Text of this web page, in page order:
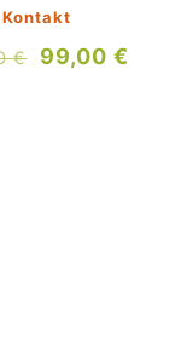
Kontakt
€ 99,00€